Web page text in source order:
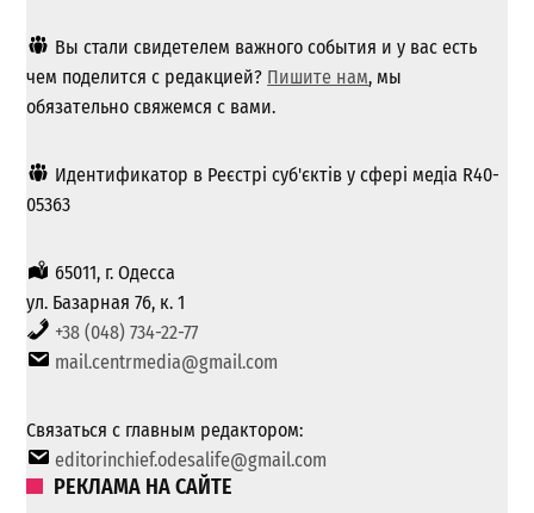
Вы стали свидетелем важного события и у вас есть
чем поделится с редакцией? Пишите нам, мы
обязательно свяжемся с вами.
Идентификатор в Реєстрі суб'єктів у сфері медіа R40-
05363
65011, г. Одесса
ул. Базарная 76, к. 1
+38 (048) 734-22-77
mail.centrmedia@gmail.com
Связаться с главным редактором:
editorinchief.odesalife@gmail.com
РЕКЛАМА НА САЙТЕ